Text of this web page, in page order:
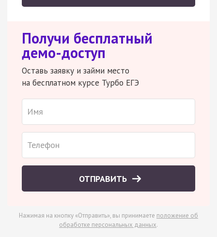
Получи бесплатный
демо-доступ
Оставь заявку и займи место
на бесплатном курсе Турбо ЕГЭ
ОТПРАВИТЬ
Нажимая на кнопку «Отправить», вы принимаете положение об
обработке персональных данных.